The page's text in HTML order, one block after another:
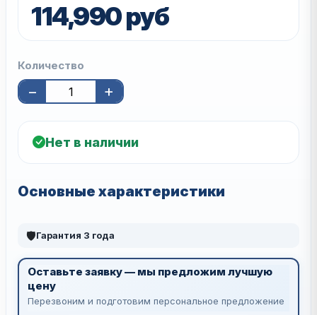
114,990 руб
Количество
− +
Нет в наличии
Основные характеристики
🛡Гарантия 3 года
Оставьте заявку — мы предложим лучшую
цену
Перезвоним и подготовим персональное предложение